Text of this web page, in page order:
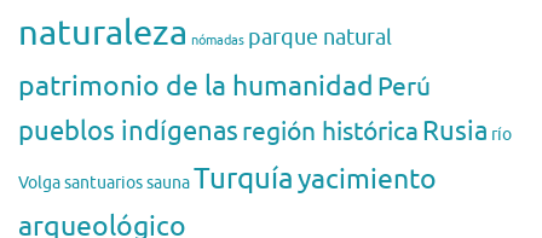
naturaleza nómadas parque natural
patrimonio de la humanidad Perú
pueblos indígenasregión históricaRusia río
VolgasantuariossaunaTurquíayacimiento
arqueológico